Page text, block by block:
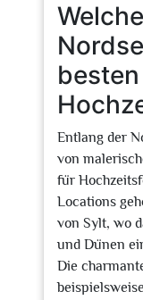
Entlang der
von
für
Locations
von Sylt, wo
und Dünen
Die